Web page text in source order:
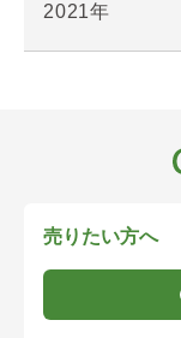
2021年
売りたい方へ